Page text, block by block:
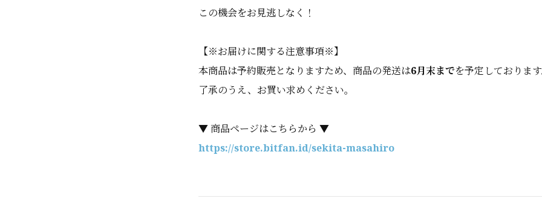
この機会をお見逃しなく！
【※お届けに関する注意事項※】
本商品は予約販売となりますため、商品の発送は6月末までを予定しておりま
了承のうえ、お買い求めください。
▼ 商品ページはこちらから ▼
https://store.bitfan.id/sekita-masahiro